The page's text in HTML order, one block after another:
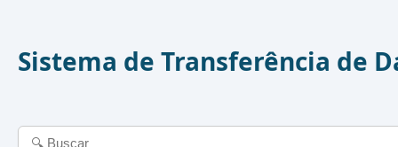
Sistema de Transferência de